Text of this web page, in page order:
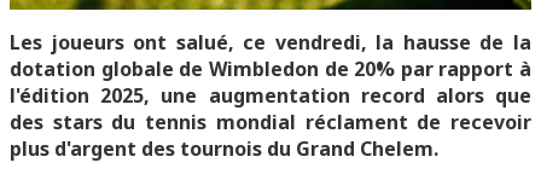
Les joueurs ont salué, ce vendredi, la hausse de la
dotation globale de Wimbledon de 20% par rapport à
l'édition 2025, une augmentation record alors que
des stars du tennis mondial réclament de recevoir
plus d'argent des tournois du Grand Chelem.